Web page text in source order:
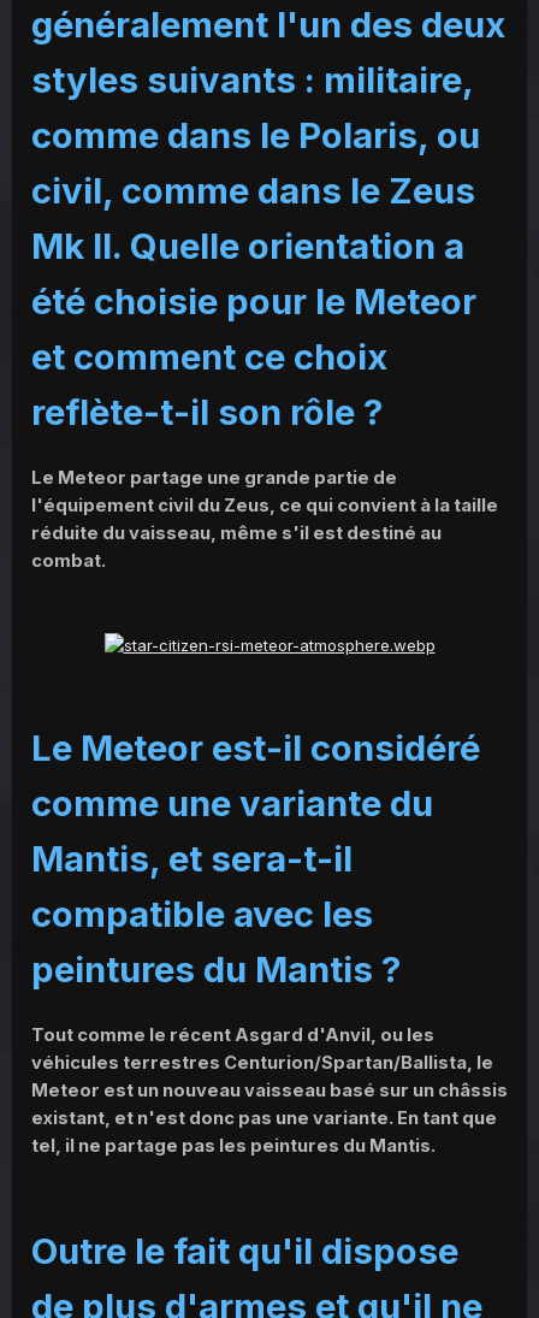
généralement l'un des deux
styles suivants : militaire,
comme dans le Polaris, ou
civil, comme dans le Zeus
Mk II. Quelle orientation a
été choisie pour le Meteor
et comment ce choix
reflète-t-il son rôle ?
Le Meteor partage une grande partie de
l'équipement civil du Zeus, ce qui convient à la taille
réduite du vaisseau, même s'il est destiné au
combat.
Le Meteor est-il considéré
comme une variante du
Mantis, et sera-t-il
compatible avec les
peintures du Mantis ?
Tout comme le récent Asgard d'Anvil, ou les
véhicules terrestres Centurion/Spartan/Ballista, le
Meteor est un nouveau vaisseau basé sur un châssis
existant, et n'est donc pas une variante. En tant que
tel, il ne partage pas les peintures du Mantis.
Outre le fait qu'il dispose
de plus d'armes et qu'il ne